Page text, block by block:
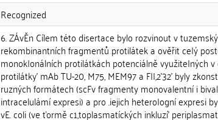
Recognized
6. ZÁvĚn Cílem této disertace bylo rozvinout v
rekombinantních fragmentů protilátek a ověřit ce|ý
monok|onálních protilátkách potenciálně využite|ných
protilátky' mAb TU-20, M75, MEM97 a F||,2'32' byly
ruzných formátech (scFv fragmenty monovalentní i
intracelulámí expresi) a pro .iejich hetero|ogní expresi
vE. coli (ve ťormě c1,toplasmatíckých inkluzí'